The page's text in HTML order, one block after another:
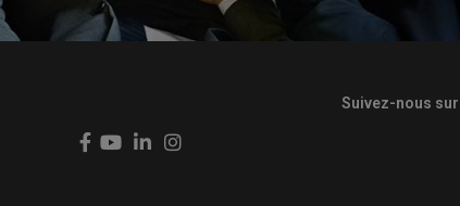
Suivez-nous sur